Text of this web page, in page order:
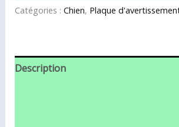
Catégories : Chien, Plaque
Description